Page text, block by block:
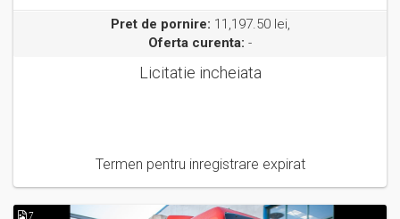
Pret de pornire: 11,197.50 lei,
Oferta curenta: -
Licitatie incheiata
Termen pentru inregistrare expirat
7